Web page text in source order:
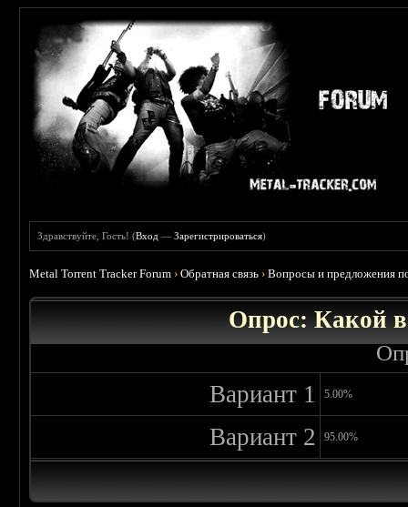
Здравствуйте, Гость! (Вход —Зарегистрироваться)
Metal Torrent Tracker Forum ›Обратная связь ›Вопросы и предложения
Опрос: Какой
Вариант 1 5.00%
Вариант 2 95.00%